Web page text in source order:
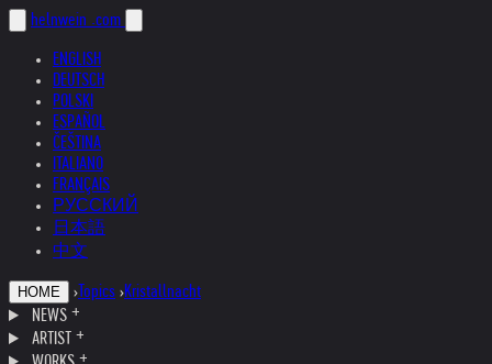
helnwein .com
ENGLISH
DEUTSCH
POLSKI
ESPAÑOL
ČEŠTINA
ITALIANO
FRANÇAIS
РУССКИЙ
日本語
中文
HOME › Topics ›Kristallnacht
NEWS
ARTIST